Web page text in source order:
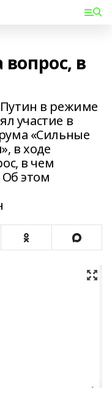
в
в режиме
участие в
«Сильные
в ходе
в чем
Об этом